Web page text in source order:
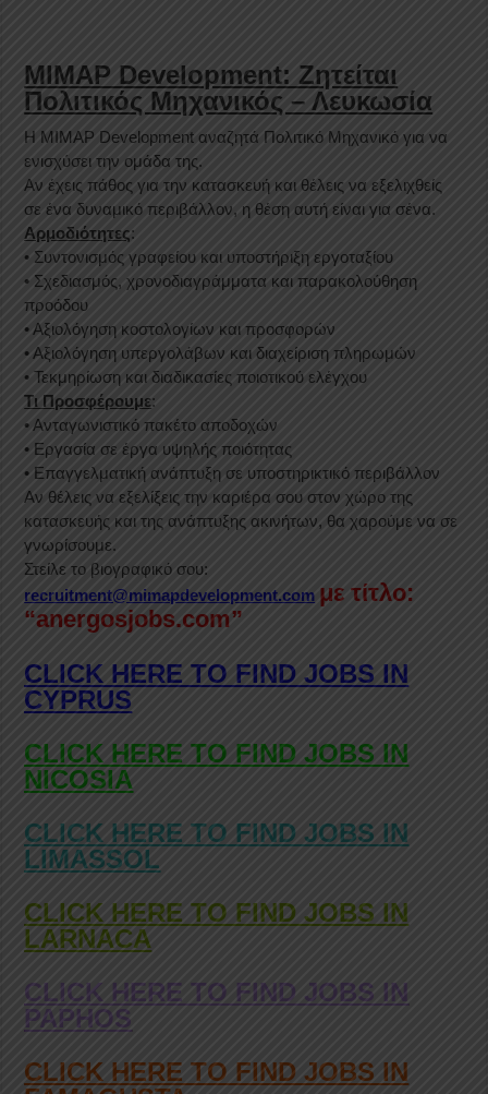
MIMAP Development: Ζητείται
Πολιτικός Μηχανικός – Λευκωσία
Η MIMAP Development αναζητά Πολιτικό Μηχανικό για να
ενισχύσει την ομάδα της.
Αν έχεις πάθος για την κατασκευή και θέλεις να εξελιχθείς
σε ένα δυναμικό περιβάλλον, η θέση αυτή είναι για σένα.
Αρμοδιότητες:
• Συντονισμός γραφείου και υποστήριξη εργοταξίου
• Σχεδιασμός, χρονοδιαγράμματα και παρακολούθηση
προόδου
• Aξιολόγηση κοστολογίων και προσφορών
• Αξιολόγηση υπεργολάβων και διαχείριση πληρωμών
• Τεκμηρίωση και διαδικασίες ποιοτικού ελέγχου
Τι Προσφέρουμε:
• Ανταγωνιστικό πακέτο αποδοχών
• Εργασία σε έργα υψηλής ποιότητας
• Επαγγελματική ανάπτυξη σε υποστηρικτικό περιβάλλον
Αν θέλεις να εξελίξεις την καριέρα σου στον χώρο της
κατασκευής και της ανάπτυξης ακινήτων, θα χαρούμε να σε
γνωρίσουμε.
Στείλε το βιογραφικό σου:
recruitment@mimapdevelopment.com με τίτλο:
“anergosjobs.com”
CLICK HERE TO FIND JOBS IN
CYPRUS
CLICK HERE TO FIND JOBS IN
NICOSIA
CLICK HERE TO FIND JOBS IN
LIMASSOL
CLICK HERE TO FIND JOBS IN
LARNACA
CLICK HERE TO FIND JOBS IN
PAPHOS
CLICK HERE TO FIND JOBS IN